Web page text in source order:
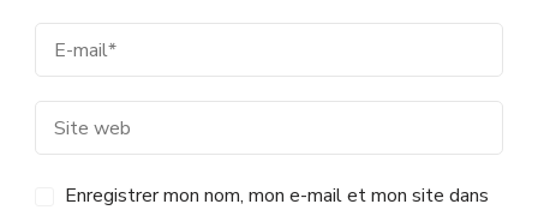
Enregistrer mon nom, mon e-mail et mon site dans